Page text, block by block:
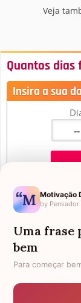
Veja
Quantos
Insira a sua
Motivação
by Pensador
Uma frase
bem
Para começar